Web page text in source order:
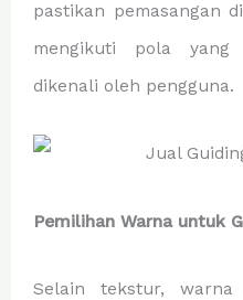
pastikan pemasangan
mengikuti pola yang
dikenali oleh pengguna.
Pemilihan Warna untuk
Selain tekstur, warna